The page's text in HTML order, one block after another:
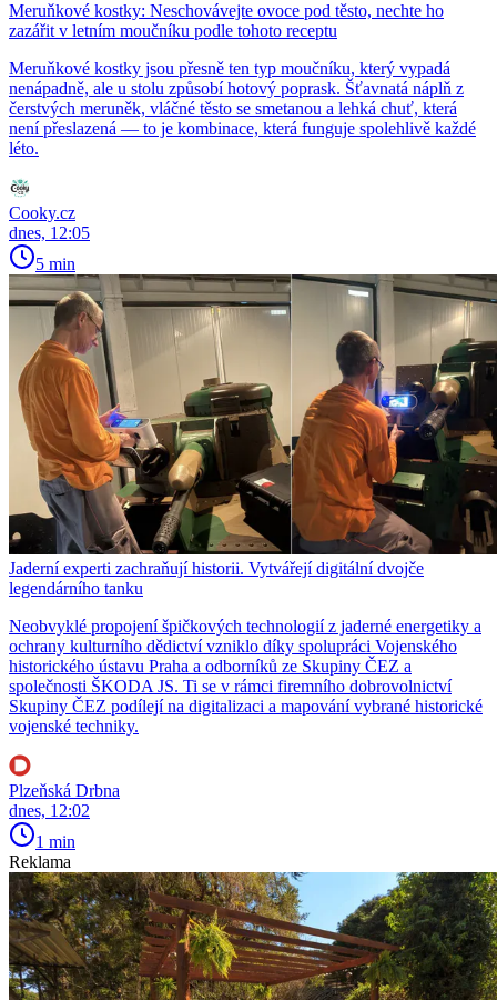
Meruňkové kostky: Neschovávejte ovoce pod těsto, nechte ho
zazářit v letním moučníku podle tohoto receptu
Meruňkové kostky jsou přesně ten typ moučníku, který vypadá
nenápadně, ale u stolu způsobí hotový poprask. Šťavnatá náplň z
čerstvých meruněk, vláčné těsto se smetanou a lehká chuť, která
není přeslazená — to je kombinace, která funguje spolehlivě každé
léto.
Cooky.cz
dnes, 12:05
5 min
Jaderní experti zachraňují historii. Vytvářejí digitální dvojče
legendárního tanku
Neobvyklé propojení špičkových technologií z jaderné energetiky a
ochrany kulturního dědictví vzniklo díky spolupráci Vojenského
historického ústavu Praha a odborníků ze Skupiny ČEZ a
společnosti ŠKODA JS. Ti se v rámci firemního dobrovolnictví
Skupiny ČEZ podílejí na digitalizaci a mapování vybrané historické
vojenské techniky.
Plzeňská Drbna
dnes, 12:02
1 min
Reklama